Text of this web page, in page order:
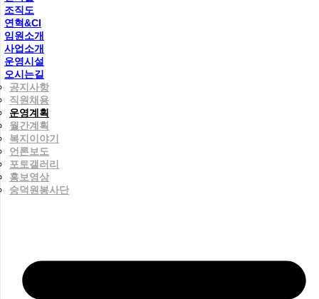
조직도
연혁&CI
임원소개
사업소개
운영시설
오시는길
공지사항
직원채용
운영계획
월간계획
복지이야기
언론보도
포토갤러리
홍보영상
숭덕원봉사단